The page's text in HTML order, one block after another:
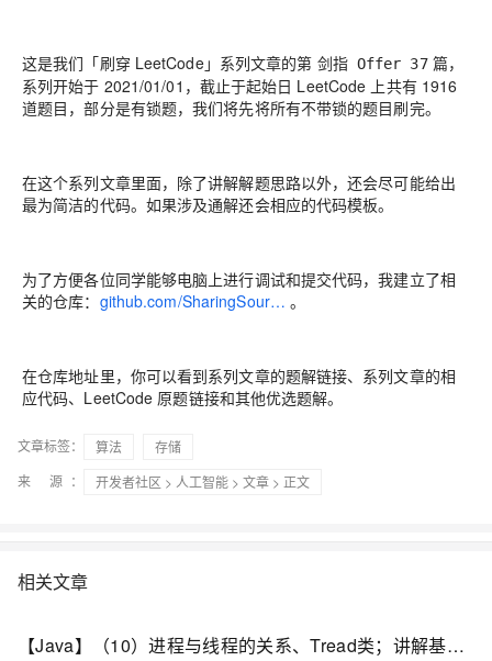
这是我们「刷穿 LeetCode」系列文章的第 剑指 Offer 37篇，
系列开始于 2021/01/01，截止于起始日 LeetCode 上共有 1916
道题目，部分是有锁题，我们将先将所有不带锁的题目刷完。
在这个系列文章里面，除了讲解解题思路以外，还会尽可能给出
最为简洁的代码。如果涉及通解还会相应的代码模板。
为了方便各位同学能够电脑上进行调试和提交代码，我建立了相
关的仓库： github.com/SharingSour… 。
在仓库地址里，你可以看到系列文章的题解链接、系列文章的相
应代码、LeetCode 原题链接和其他优选题解。
文章标签： 算法
存储
来 源：
开发者社区 > 人工智能 > 文章 > 正文
相关文章
【Java】（10）进程与线程的关系、Tread类；讲解基本线程安全、网络编程内容；JSON序列化与反序列化